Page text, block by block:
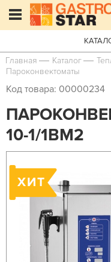
Главная Каталог
Пароконвектоматы
Код товара: 00000234
10-1/1ВМ2